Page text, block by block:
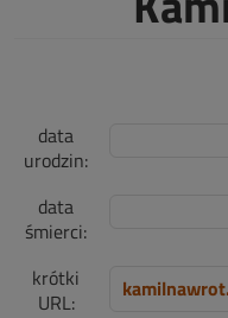
data
urodzin:
data
śmierci:
krótki
URL: